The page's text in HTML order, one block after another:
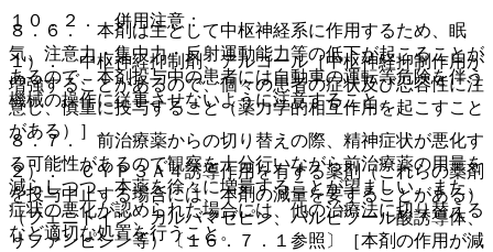
１０．２． 併用注意：
１）． 中枢神経抑制剤、アルコール［中枢神経抑制作用が
増強することがあるので、個々の患者の症状及び忍容性に注
意し、慎重に投与すること（薬力学的相互作用を起こすこと
がある）］。
２）． ＣＹＰ３Ａ４誘導作用を有する薬剤（これらの薬剤
を投与中止する場合には、本剤の減量を要することがある）
（フェニトイン、カルバマゼピン、バルビツール酸誘導体、
リファンピシン等）〔１６．７．１参照〕［本剤の作用が減
８．６． 本剤は主として中枢神経系に作用するため、眠
気、注意力・集中力・反射運動能力等の低下が起こることが
あるので、本剤投与中の患者には自動車の運転等危険を伴う
機械の操作に従事させないように注意すること。
８．７． 前治療薬からの切り替えの際、精神症状が悪化す
る可能性があるので観察を十分行いながら前治療薬の用量を
減らしつつ、本薬を徐々に増量することが望ましい。また、
症状の悪化が認められた場合には、他の治療法に切り替える
など適切な処置を行うこと。